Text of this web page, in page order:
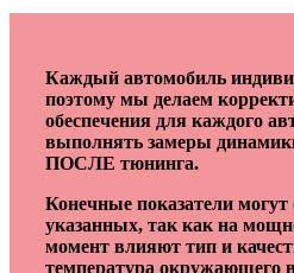
Каждый автомобиль
поэтому мы делаем
обеспечения для каждого
выполнять замеры
ПОСЛЕ тюнинга.
Конечные показатели могут
указанных, так как на
момент влияют тип и
температура окружающего